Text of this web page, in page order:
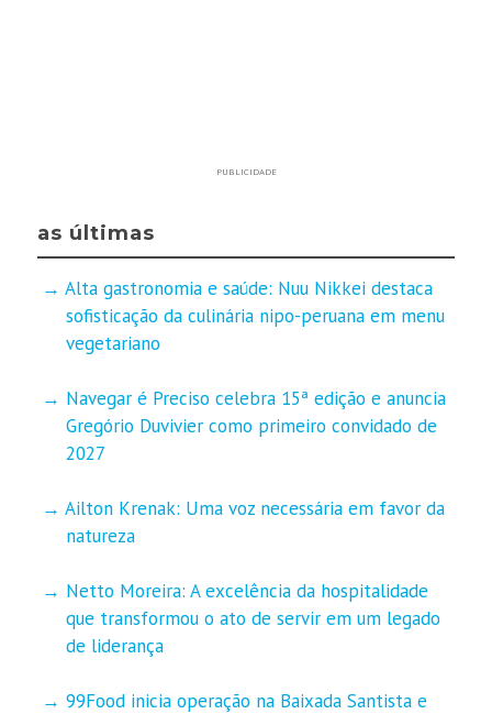
PUBLICIDADE
as últimas
Alta gastronomia e saúde: Nuu Nikkei destaca
sofisticação da culinária nipo-peruana em menu
vegetariano
Navegar é Preciso celebra 15ª edição e anuncia
Gregório Duvivier como primeiro convidado de
2027
Ailton Krenak: Uma voz necessária em favor da
natureza
Netto Moreira: A excelência da hospitalidade
que transformou o ato de servir em um legado
de liderança
99Food inicia operação na Baixada Santista e